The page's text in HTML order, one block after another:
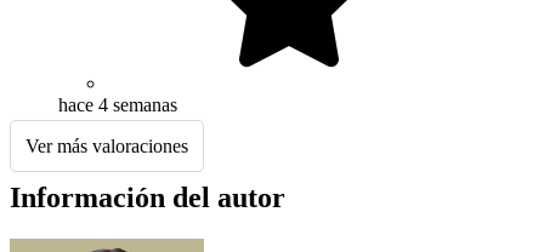
hace 4 semanas
Ver más valoraciones
Información del autor